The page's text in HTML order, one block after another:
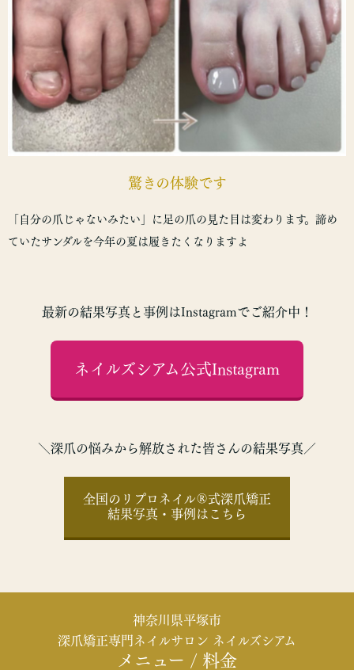
驚きの体験です
「自分の爪じゃないみたい」に足の爪の見た目は変わります。諦め
ていたサンダルを今年の夏は履きたくなりますよ
最新の結果写真と事例はInstagramでご紹介中！
ネイルズシアム公式Instagram
＼深爪の悩みから解放された皆さんの結果写真／
全国のリプロネイル®式深爪矯正
結果写真・事例はこちら
神奈川県平塚市
深爪矯正専門ネイルサロン ネイルズシアム
メニュー / 料金